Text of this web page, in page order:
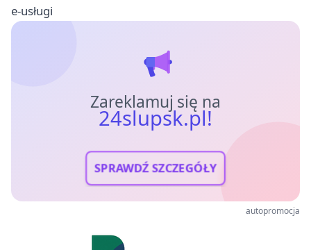
e-usługi
Zareklamuj się na
24slupsk.pl!
SPRAWDŹ SZCZEGÓŁY
autopromocja